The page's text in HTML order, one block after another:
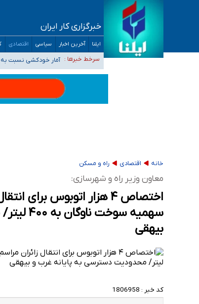
خبرگزاری کار ایران
ایلنا آخرین اخبار سیاسی اقتصادی
سرخط خبرها :
سیدحسن خمینی عزادار شد
آمار خودکشی نسبت به
دستگیری عامل اصلی
نباید تفسیرهای سلیقه‌ای از مواضع
«زیرمیزی» برای داوطلبان پزشکی
خانه اقتصادی راه و مسکن
معاون وزیر راه و شهرسازی:
اختصاص ۴ هزار اتوبوس
سهمیه
بیهقی
کد خبر : 1806958